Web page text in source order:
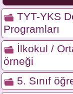
TYT-YKS
Programları
İlkokul /
örneği
5. Sınıf